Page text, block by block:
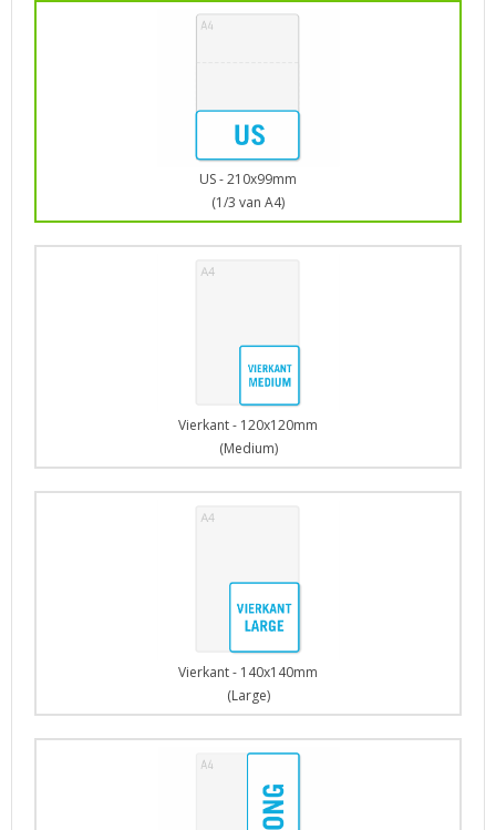
US - 210x99mm
(1/3 van A4)
Vierkant - 120x120mm
(Medium)
Vierkant - 140x140mm
(Large)